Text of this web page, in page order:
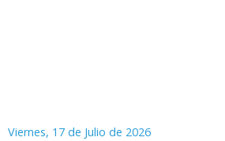
Viernes, 17 de Julio de 2026